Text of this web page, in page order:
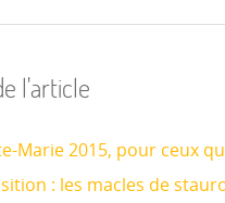
l'article
Marie 2015, pour ceux
: les macles de